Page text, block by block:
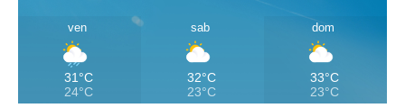
ven
31°C
24°C
sab
32°C
23°C
dom
33°C
23°C